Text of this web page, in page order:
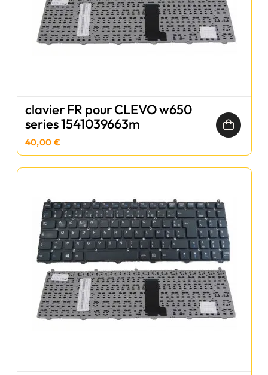
clavier FR pour CLEVO w650
series 1541039663m
40,00 €